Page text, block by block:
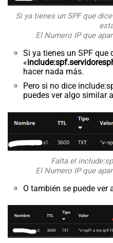
Si ya tienes un SPF que
El Numero IP que
Si ya tienes un SPF que
«
hacer nada más.
Pero si no dice
puedes ver algo similar
Falta el
El Numero IP que
O también se puede ver